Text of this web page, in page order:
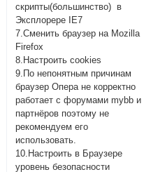
скрипты(большинство) в
Эксплорере IE7
7.Сменить браузер на Mozilla
Firefox
8.Настроить сookies
9.По непонятным причинам
браузер Опера не корректно
работает с форумами mybb и
партнёров поэтому не
рекомендуем его
использовать.
10.Настроить в Браузере
уровень безопасности